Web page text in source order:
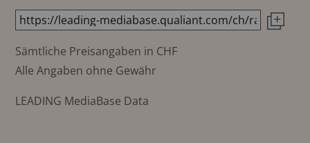
Sämtliche Preisangaben in CHF
Alle Angaben ohne Gewähr
LEADING MediaBase Data